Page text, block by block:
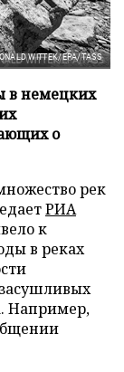
WITTEK/EPA/TASS
в немецких
о
рек
РИА
к
в реках
Например,